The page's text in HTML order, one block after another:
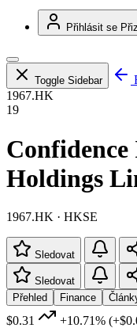
Přihlásit se
Toggle Sidebar
1967.HK
19
Holdings
1967.HK · HKSE
Sledovat
Sledovat
Přehled
Finance
$0.31 +10.71%